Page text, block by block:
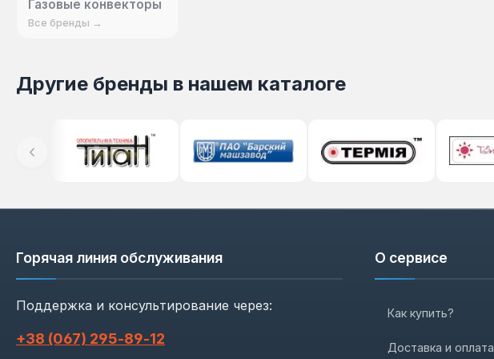
Газовые конвекторы
Все бренды →
Другие бренды в нашем каталоге
Горячая линия обслуживания
Поддержка и консультирование через:
+38 (067) 295‑89‑12
О сервисе
Как купить?
Доставка и оплата